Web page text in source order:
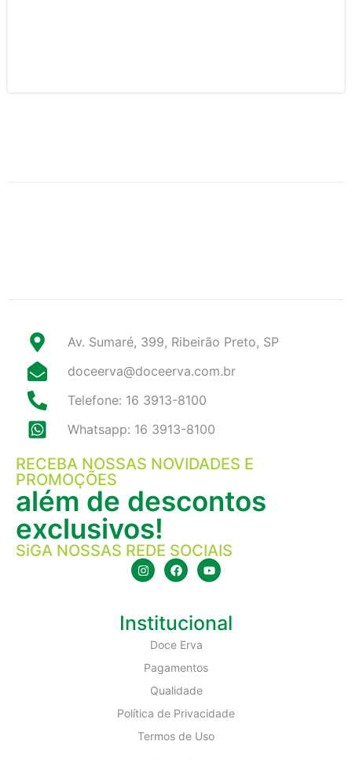
Av. Sumaré, 399, Ribeirão Preto, SP
doceerva@doceerva.com.br
Telefone: 16 3913-8100
Whatsapp: 16 3913-8100
RECEBA NOSSAS NOVIDADES E
PROMOÇÕES
além de descontos
exclusivos!
SiGA NOSSAS REDE SOCIAIS
Institucional
Doce Erva
Pagamentos
Qualidade
Política de Privacidade
Termos de Uso